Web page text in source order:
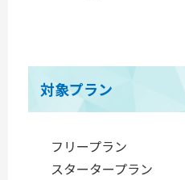
対象プラン
フリープラン
スタータープラン